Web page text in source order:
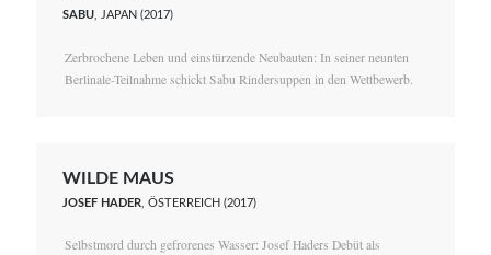
SABU, JAPAN (2017)
Zerbrochene Leben und einstürzende Neubauten: In seiner neunten
Berlinale-Teilnahme schickt Sabu Rindersuppen in den Wettbewerb.
WILDE MAUS
JOSEF HADER , ÖSTERREICH (2017)
Selbstmord durch gefrorenes Wasser: Josef Haders Debüt als